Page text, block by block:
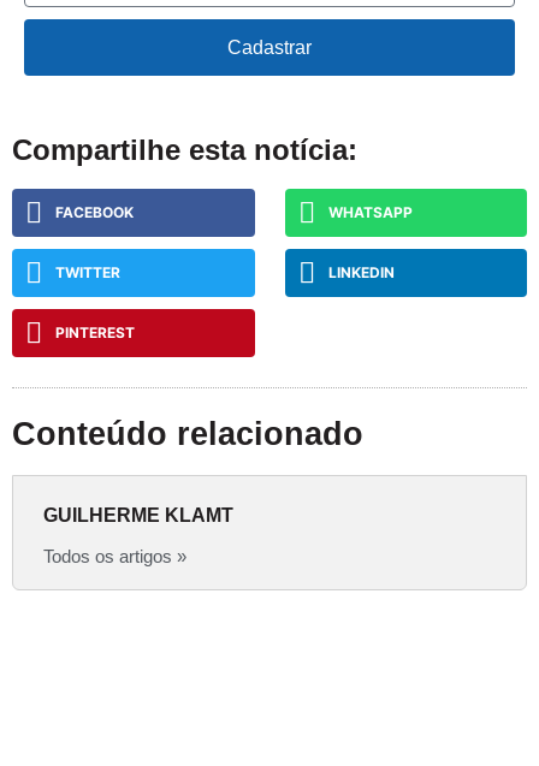
Cadastrar
Compartilhe esta notícia:
FACEBOOK WHATSAPP
TWITTER LINKEDIN
PINTEREST
Conteúdo relacionado
GUILHERME KLAMT
Todos os artigos »